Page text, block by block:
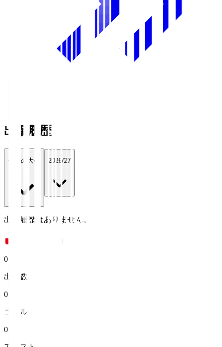
出場履歴
全ての大会 2026/27
出場履歴はありません。
0
出場数
0
ゴール
0